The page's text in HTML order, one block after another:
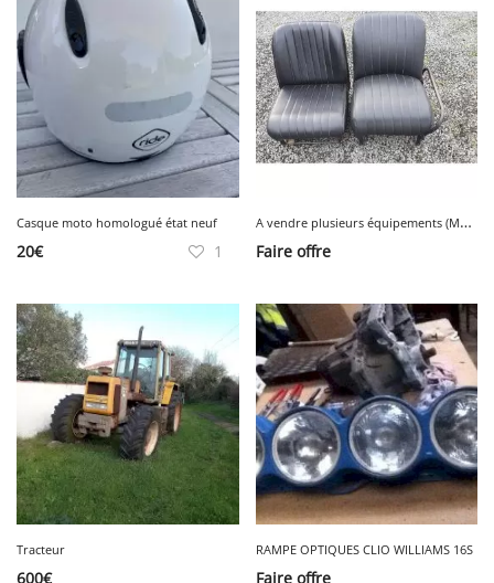
Casque moto homologué état neuf
20€ 1
A
vendre plusieurs équipements (Méhari et Jardin) dont photos en devenir
Faire offre
Tracteur
600€
RAMPE OPTIQUES CLIO WILLIAMS 16S
Faire offre